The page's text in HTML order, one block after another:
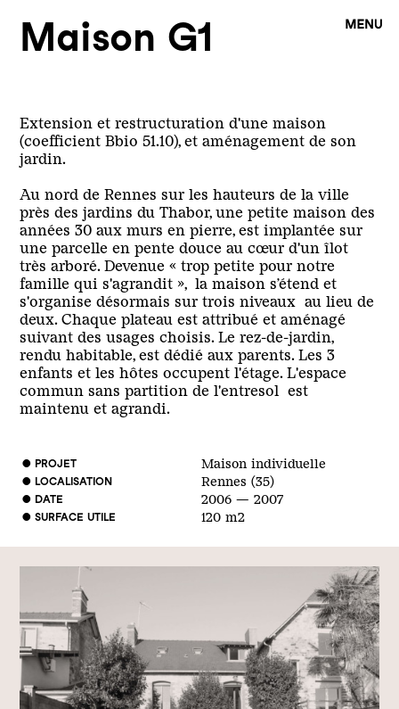
Maison G1
Extension et restructuration d'une maison
(coefficient Bbio 51.10), et aménagement de son
jardin.
Au nord de Rennes sur les hauteurs de la ville
près des jardins du Thabor, une petite maison des
années 30 aux murs en pierre, est implantée sur
une parcelle en pente douce au cœur d'un îlot
très arboré. Devenue « trop petite pour notre
famille qui s'agrandit », la maison s’étend et
s'organise désormais sur trois niveaux au lieu de
deux. Chaque plateau est attribué et aménagé
suivant des usages choisis. Le rez-de-jardin,
rendu habitable, est dédié aux parents. Les 3
enfants et les hôtes occupent l'étage. L'espace
commun sans partition de l'entresol est
maintenu et agrandi.
● PROJET Maison individuelle
● LOCALISATION Rennes (35)
● DATE 2006 — 2007
● SURFACE UTILE 120 m2